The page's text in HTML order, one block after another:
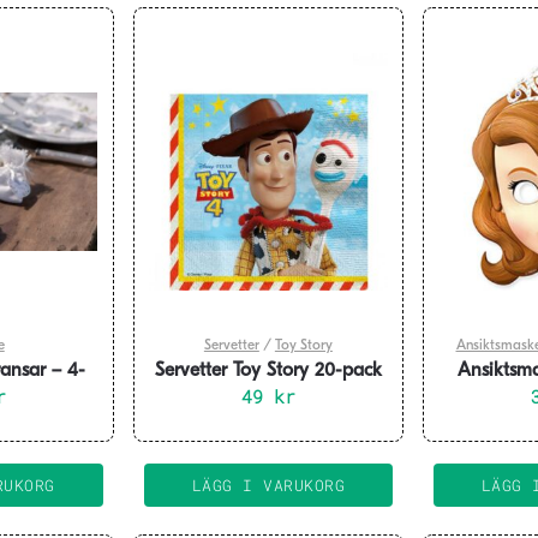
– 4-
Servetter/ Toy Story
Servetter Toy Story 20-pack
49 kr
LÄGG I VARUKORG LÄGG